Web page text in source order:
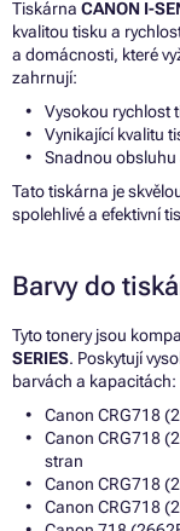
Tiskárna CANON I-
kvalitou tisku a
a domácnosti, které
zahrnují:
Vysokou rychlost
Vynikající kvalitu
Snadnou obsluhu
Tato tiskárna je
spolehlivé a efektivní
Barvy do
Tyto tonery jsou
SERIES. Poskytují
barvách a kapacitách:
Canon CRG718
Canon CRG718
stran
Canon CRG718
Canon CRG718